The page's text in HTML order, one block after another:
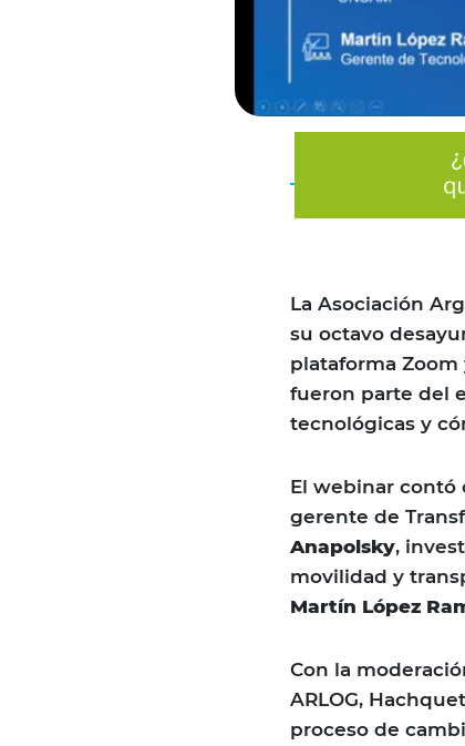
La Asociación
su octavo
plataforma Zoom
fueron parte del
tecnológicas y
El webinar contó
gerente de
Anapolsky,
movilidad y
Martín López
Con la
ARLOG,
proceso de